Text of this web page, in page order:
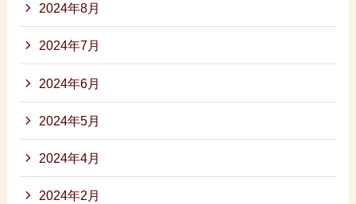
2024年8月
2024年7月
2024年6月
2024年5月
2024年4月
2024年2月